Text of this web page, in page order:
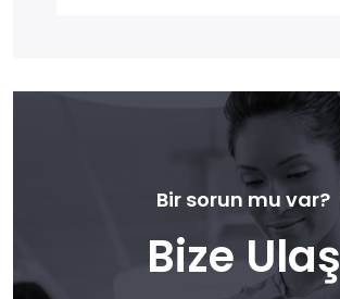
Bir sorun mu var?
Bize Ulaş